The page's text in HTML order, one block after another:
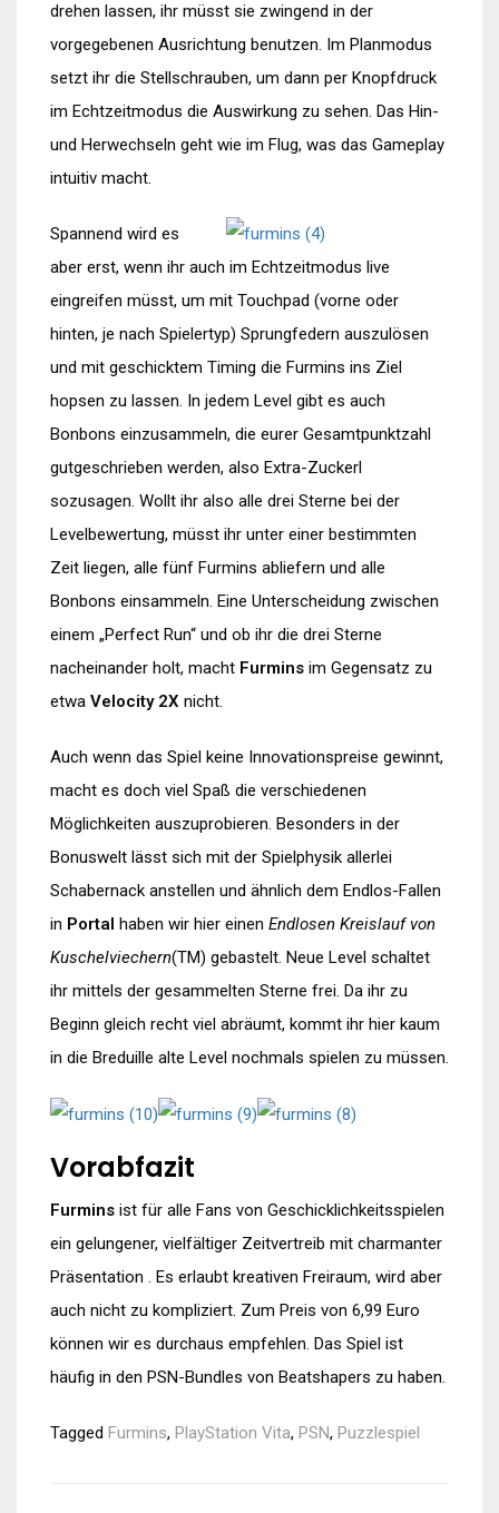
drehen lassen, ihr müsst sie zwingend in der
vorgegebenen Ausrichtung benutzen. Im Planmodus
setzt ihr die Stellschrauben, um dann per Knopfdruck
im Echtzeitmodus die Auswirkung zu sehen. Das Hin-
und Herwechseln geht wie im Flug, was das Gameplay
intuitiv macht.
Spannend wird es
aber erst, wenn ihr auch im Echtzeitmodus live
eingreifen müsst, um mit Touchpad (vorne oder
hinten, je nach Spielertyp) Sprungfedern auszulösen
und mit geschicktem Timing die Furmins ins Ziel
hopsen zu lassen. In jedem Level gibt es auch
Bonbons einzusammeln, die eurer Gesamtpunktzahl
gutgeschrieben werden, also Extra-Zuckerl
sozusagen. Wollt ihr also alle drei Sterne bei der
Levelbewertung, müsst ihr unter einer bestimmten
Zeit liegen, alle fünf Furmins abliefern und alle
Bonbons einsammeln. Eine Unterscheidung zwischen
einem „Perfect Run“ und ob ihr die drei Sterne
nacheinander holt, macht Furmins im Gegensatz zu
etwa Velocity 2X nicht.
Auch wenn das Spiel keine Innovationspreise gewinnt,
macht es doch viel Spaß die verschiedenen
Möglichkeiten auszuprobieren. Besonders in der
Bonuswelt lässt sich mit der Spielphysik allerlei
Schabernack anstellen und ähnlich dem Endlos-Fallen
in Portal haben wir hier einen Endlosen Kreislauf von
Kuschelviechern(TM) gebastelt. Neue Level schaltet
ihr mittels der gesammelten Sterne frei. Da ihr zu
Beginn gleich recht viel abräumt, kommt ihr hier kaum
in die Breduille alte Level nochmals spielen zu müssen.
Vorabfazit
Furmins ist für alle Fans von Geschicklichkeitsspielen
ein gelungener, vielfältiger Zeitvertreib mit charmanter
Präsentation . Es erlaubt kreativen Freiraum, wird aber
auch nicht zu kompliziert. Zum Preis von 6,99 Euro
können wir es durchaus empfehlen. Das Spiel ist
häufig in den PSN-Bundles von Beatshapers zu haben.
Tagged Furmins, PlayStation Vita, PSN, Puzzlespiel